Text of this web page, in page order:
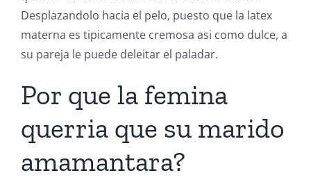
Desplazandolo hacia el pelo, puesto que la latex
materna es tipicamente cremosa asi como dulce, a
su pareja le puede deleitar el paladar.
Por que la femina
querria que su marido
amamantara?